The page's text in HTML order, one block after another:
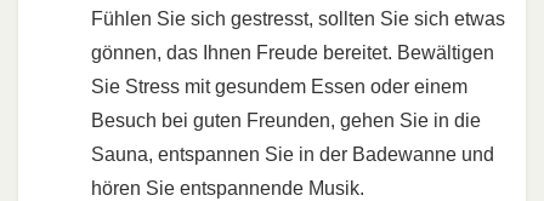
Fühlen Sie sich gestresst, sollten Sie sich etwas
gönnen, das Ihnen Freude bereitet. Bewältigen
Sie Stress mit gesundem Essen oder einem
Besuch bei guten Freunden, gehen Sie in die
Sauna, entspannen Sie in der Badewanne und
hören Sie entspannende Musik.